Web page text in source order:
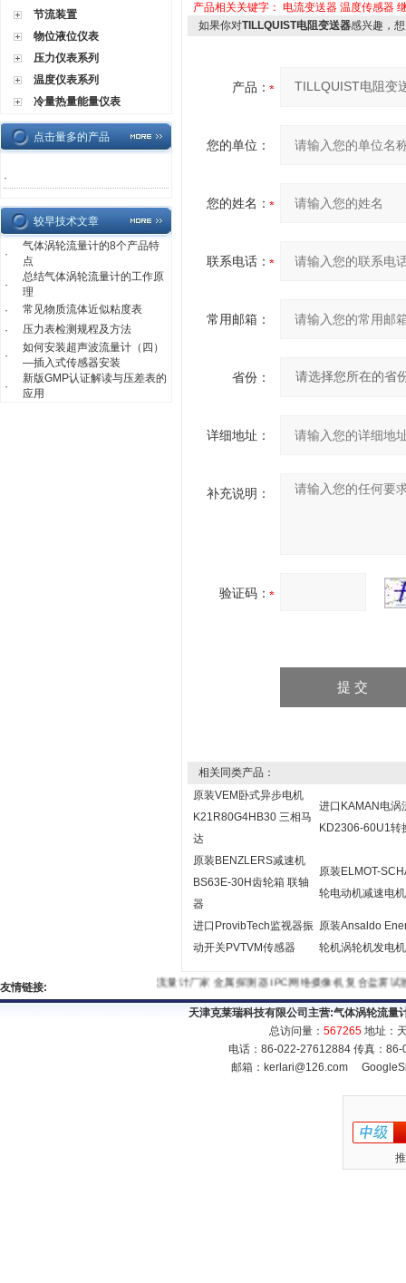
节流装置
物位液位仪表
压力仪表系列
温度仪表系列
冷量热量能量仪表
点击量多的产品
·
较早技术文章
·
气体涡轮流量计的8个产品特
点
·
总结气体涡轮流量计的工作原
理
·
常见物质流体近似粘度表
·
压力表检测规程及方法
·
如何安装超声波流量计（四）
—插入式传感器安装
·
新版GMP认证解读与压差表的
应用
产品相关关键字： 电流变送器 温度传感器
如果你对TILLQUIST电阻变送器感兴趣，
产品：
您的单位：
您的姓名：
联系电话：
常用邮箱：
省份：
详细地址：
补充说明：
验证码：
相关同类产品：
原装VEM卧式异步电机
K21R80G4HB30 三相马
达
进口KAMAN电涡
KD2306-60U1转
原装BENZLERS减速机
BS63E-30H齿轮箱 联轴
器
原装ELMOT-
轮电动机减速电
进口ProvibTech监视器振
动开关PVTVM传感器
原装Ansaldo
轮机涡轮机发电机
友情链接: 流量计厂家金属探测器IPC网络摄像机复合盐雾试验
天津克莱瑞科技有限公司主营:气体涡轮流量
总访问量： 567265 地址：
电话：86-022-27612884 传真：
邮箱： kerlari@126.com